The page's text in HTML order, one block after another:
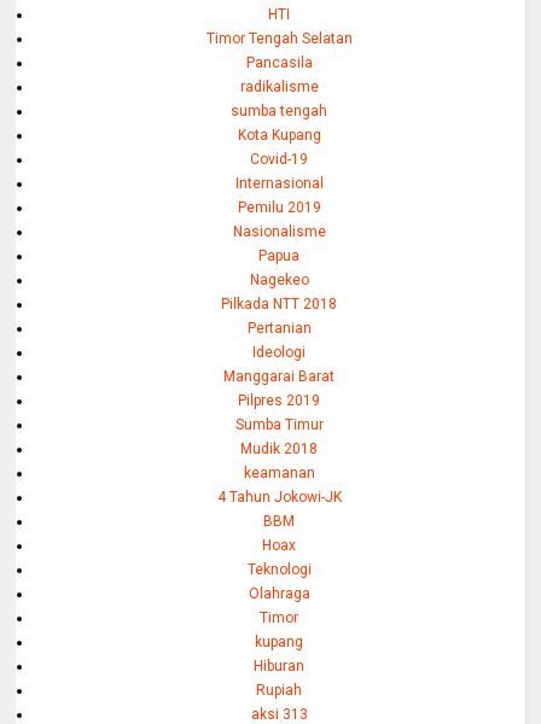
HTI
Timor Tengah Selatan
Pancasila
radikalisme
sumba tengah
Kota Kupang
Covid-19
Internasional
Pemilu 2019
Nasionalisme
Papua
Nagekeo
Pilkada NTT 2018
Pertanian
Ideologi
Manggarai Barat
Pilpres 2019
Sumba Timur
Mudik 2018
keamanan
4 Tahun Jokowi-JK
BBM
Hoax
Teknologi
Olahraga
Timor
kupang
Hiburan
Rupiah
aksi 313